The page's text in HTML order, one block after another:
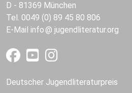
D - 81369 München
Tel. 0049 (0) 89 45 80 806
E-Mail info jugendliteratur.org
Deutscher Jugendliteraturpreis